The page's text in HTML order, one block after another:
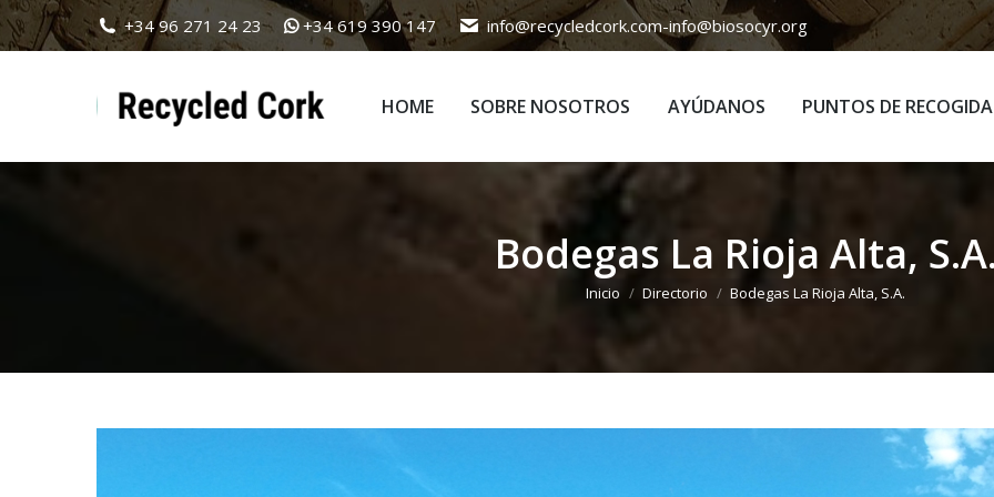
+34 96 271 24 23 +34 619 390 147 info@recycledcork.com-info@biosocyr.org
HOME SOBRE NOSOTROS AYÚDANOS PUNTOS DE RECOGIDA
Bodegas La Rioja Alta, S.A.
Estás aquí:
Inicio Directorio Bodegas La Rioja Alta, S.A.
HOME SOBRE NOSOTROS AYÚDANOS PUNTOS DE RECOGIDA